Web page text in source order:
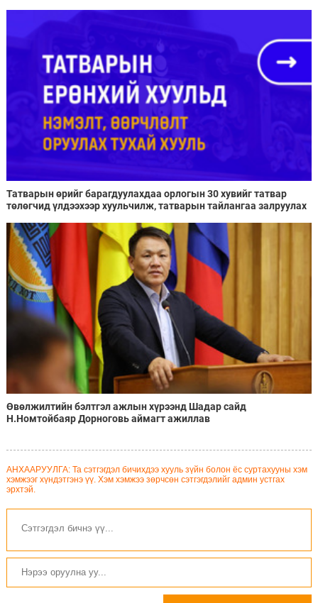
Татварын өрийг барагдуулахдаа орлогын 30 хувийг татвар
төлөгчид үлдээхээр хуульчилж, татварын тайлангаа залруулах
Өвөлжилтийн бэлтгэл ажлын хүрээнд Шадар сайд
Н.Номтойбаяр Дорноговь аймагт ажиллав
АНХААРУУЛГА: Та сэтгэгдэл бичихдээ хууль зүйн болон ёс суртахууны хэм
хэмжээг хүндэтгэнэ үү. Хэм хэмжээ зөрчсөн сэтгэгдэлийг админ устгах
эрхтэй.